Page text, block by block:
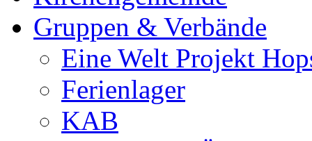
Gruppen & Verbände
Eine Welt Projekt
Ferienlager
KAB